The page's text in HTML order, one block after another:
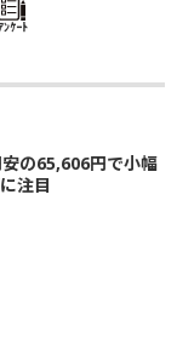
ﾝｹｰﾄ
安の65,606円で小幅
注目